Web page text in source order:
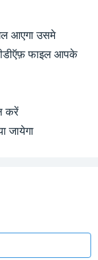
आएगा उसमे
फाइल आपके
करें
जायेगा